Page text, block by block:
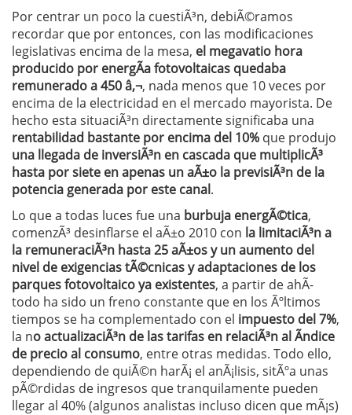
Por centrar un poco la cuestiÃ³n, debiÃ©ramos
recordar que por entonces, con las modificaciones
legislativas encima de la mesa, el megavatio hora
producido por energÃ­a fotovoltaicas quedaba
remunerado a 450 â‚¬, nada menos que 10 veces por
encima de la electricidad en el mercado mayorista. De
hecho esta situaciÃ³n directamente significaba una
rentabilidad bastante por encima del 10% que produjo
una llegada de inversiÃ³n en cascada que multiplicÃ³
hasta por siete en apenas un aÃ±o la previsiÃ³n de la
potencia generada por este canal.
Lo que a todas luces fue una burbuja energÃ©tica,
comenzÃ³ desinflarse el aÃ±o 2010 con la limitaciÃ³n a
la remuneraciÃ³n hasta 25 aÃ±os y un aumento del
nivel de exigencias tÃ©cnicas y adaptaciones de los
parques fotovoltaico ya existentes, a partir de ahÃ­
todo ha sido un freno constante que en los Ãºltimos
tiempos se ha complementado con el impuesto del 7%,
la no actualizaciÃ³n de las tarifas en relaciÃ³n al Ã­ndice
de precio al consumo, entre otras medidas. Todo ello,
dependiendo de quiÃ©n harÃ¡ el anÃ¡lisis, sitÃºa unas
pÃ©rdidas de ingresos que tranquilamente pueden
llegar al 40% (algunos analistas incluso dicen que mÃ¡s)